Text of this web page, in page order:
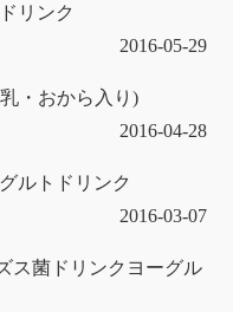
リンク
2016-05-29
・おから入り)
2016-04-28
ルトドリンク
2016-03-07
ス菌ドリンクヨーグル